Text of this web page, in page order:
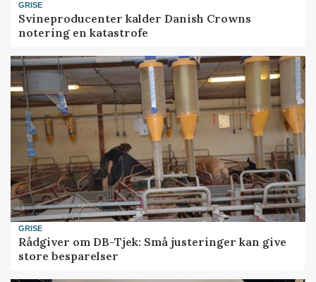
GRISE
Svineproducenter kalder Danish Crowns
notering en katastrofe
GRISE
Rådgiver om DB-Tjek: Små justeringer kan give
store besparelser